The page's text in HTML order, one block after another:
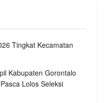
Tingkat Kecamatan
Kabupaten Gorontalo
Lolos Seleksi